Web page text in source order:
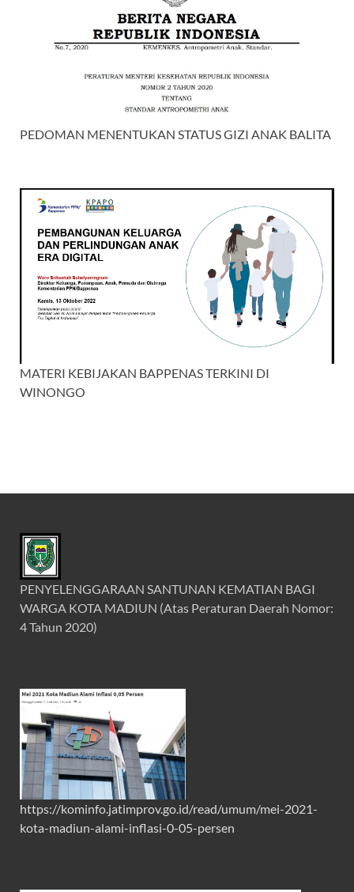
PEDOMAN MENENTUKAN STATUS GIZI ANAK BALITA
MATERI KEBIJAKAN BAPPENAS TERKINI DI
WINONGO
PENYELENGGARAAN SANTUNAN KEMATIAN BAGI
WARGA KOTA MADIUN (Atas Peraturan Daerah Nomor:
4 Tahun 2020)
https://kominfo.jatimprov.go.id/read/umum/mei-2021-
kota-madiun-alami-inflasi-0-05-persen